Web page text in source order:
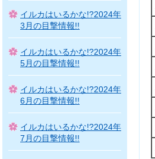
イルカはいるかな!?2024年
3月の目撃情報!!
イルカはいるかな!?2024年
5月の目撃情報!!
イルカはいるかな!?2024年
6月の目撃情報!!
イルカはいるかな!?2024年
7月の目撃情報!!